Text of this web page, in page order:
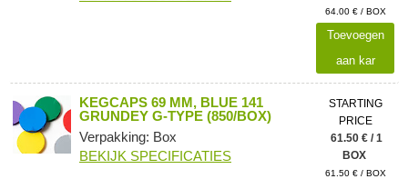
64.00 € / BOX
Toevoegen
aan kar
KEGCAPS 69 MM, BLUE 141
GRUNDEY G-TYPE (850/BOX)
Verpakking: Box
BEKIJK SPECIFICATIES
STARTING
PRICE
61.50 € / 1
BOX
61.50 € / BOX